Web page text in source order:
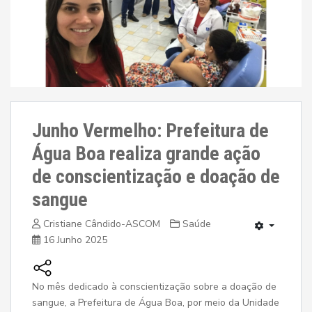
Junho Vermelho: Prefeitura de
Água Boa realiza grande ação
de conscientização e doação de
sangue
Cristiane Cândido-ASCOM
Saúde
16 Junho 2025
No mês dedicado à conscientização sobre a doação de
sangue, a Prefeitura de Água Boa, por meio da Unidade